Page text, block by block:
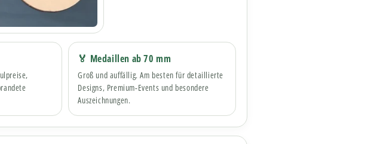
🏅 Medaillen ab 70 mm
Groß und auffällig. Am besten für detaillierte
Designs, Premium-Events und besondere
Auszeichnungen.